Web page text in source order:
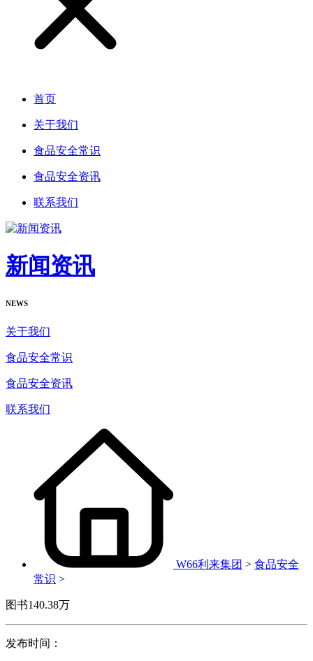
首页
关于我们
食品安全常识
食品安全资讯
联系我们
新闻资讯
NEWS
关于我们
食品安全常识
食品安全资讯
联系我们
W66利来集团 > 食品安全
常识 >
图书140.38万
发布时间：